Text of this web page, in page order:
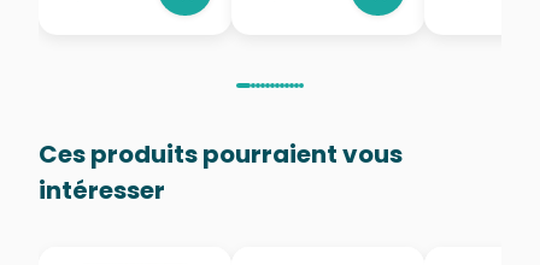
Ces produits pourraient vous
intéresser